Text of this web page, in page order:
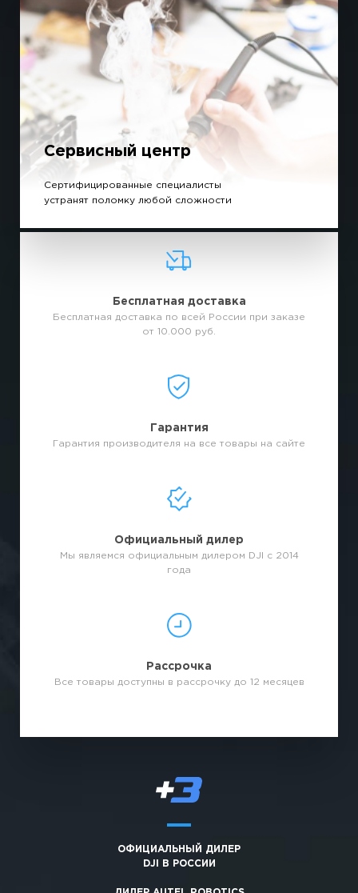
Сервисный центр
Сертифицированные специалисты
устранят поломку любой сложности
Бесплатная доставка
Бесплатная доставка по всей России при заказе
от 10.000 руб.
Гарантия
Гарантия производителя на все товары на сайте
Официальный дилер
Мы являемся официальным дилером DJI с 2014
года
Рассрочка
Все товары доступны в рассрочку до 12 месяцев
ОФИЦИАЛЬНЫЙ ДИЛЕР
DJI В РОССИИ